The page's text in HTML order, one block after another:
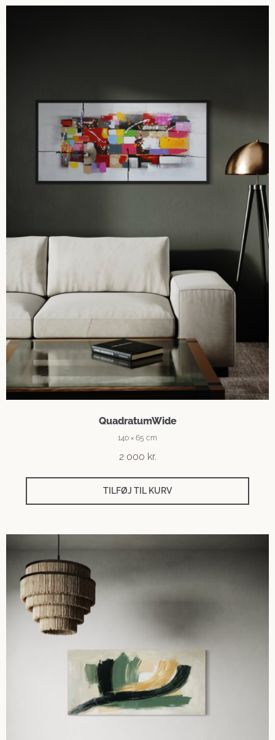
QuadratumWide
140 × 65 cm
2 000 kr.
TILFØJ TIL KURV